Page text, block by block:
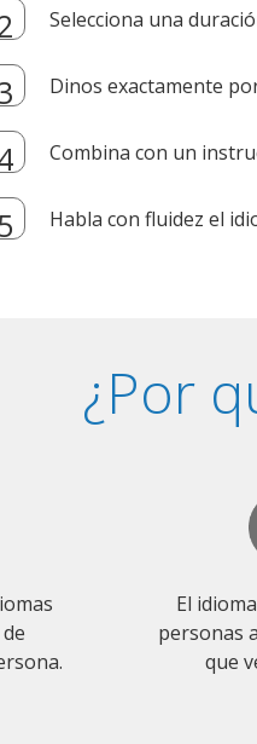
Selecciona una
Dinos exactamente
Combina con un
Habla con fluidez el
¿Por
El
personas
que